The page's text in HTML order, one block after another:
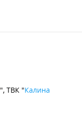
", ТВК "Калина